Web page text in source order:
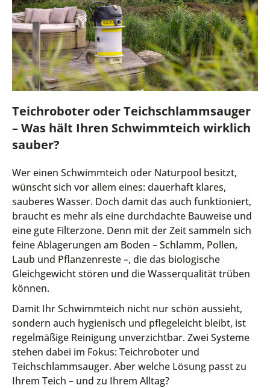
Teichroboter oder Teichschlammsauger
– Was hält Ihren Schwimmteich wirklich
sauber?
Wer einen Schwimmteich oder Naturpool besitzt,
wünscht sich vor allem eines: dauerhaft klares,
sauberes Wasser. Doch damit das auch funktioniert,
braucht es mehr als eine durchdachte Bauweise und
eine gute Filterzone. Denn mit der Zeit sammeln sich
feine Ablagerungen am Boden – Schlamm, Pollen,
Laub und Pflanzenreste –, die das biologische
Gleichgewicht stören und die Wasserqualität trüben
können.
Damit Ihr Schwimmteich nicht nur schön aussieht,
sondern auch hygienisch und pflegeleicht bleibt, ist
regelmäßige Reinigung unverzichtbar. Zwei Systeme
stehen dabei im Fokus: Teichroboter und
Teichschlammsauger. Aber welche Lösung passt zu
Ihrem Teich – und zu Ihrem Alltag?